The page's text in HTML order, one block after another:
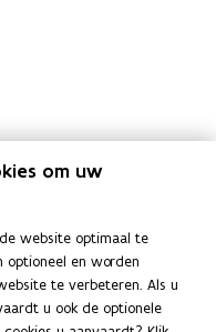
besturen bij hun
bij de uitvoering van
om uw
website optimaal te
optioneel en worden
te verbeteren. Als u
u ook de optionele